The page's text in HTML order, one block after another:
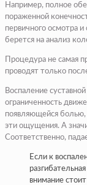
Например, полное
пораженной
первичного осмотра
берется на анализ
Процедура не самая
проводят только
Воспаление
ограниченность
появляющейся
эти ощущения. А
Соответственно,
Если к
внимание